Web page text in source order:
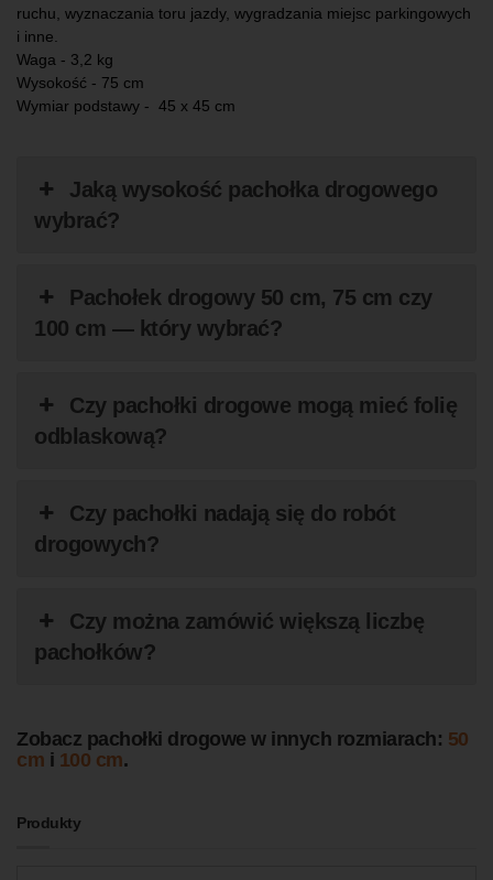
ruchu, wyznaczania toru jazdy, wygradzania miejsc parkingowych
i inne.
Waga - 3,2 kg
Wysokość - 75 cm
Wymiar podstawy - 45 x 45 cm
Jaką wysokość pachołka drogowego
wybrać?
Pachołek drogowy 50 cm, 75 cm czy
100 cm — który wybrać?
Czy pachołki drogowe mogą mieć folię
odblaskową?
Czy pachołki nadają się do robót
drogowych?
Czy można zamówić większą liczbę
pachołków?
Zobacz pachołki drogowe w innych rozmiarach: 50
cm i 100 cm.
Produkty